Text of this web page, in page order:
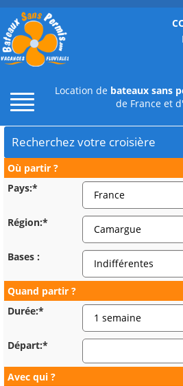
Location de bateaux sans
de France et
Recherchez votre croisière
Où partir ?
Pays:*
Région:*
Bases :
Quand partir ?
Durée:*
Départ:*
Avec qui ?